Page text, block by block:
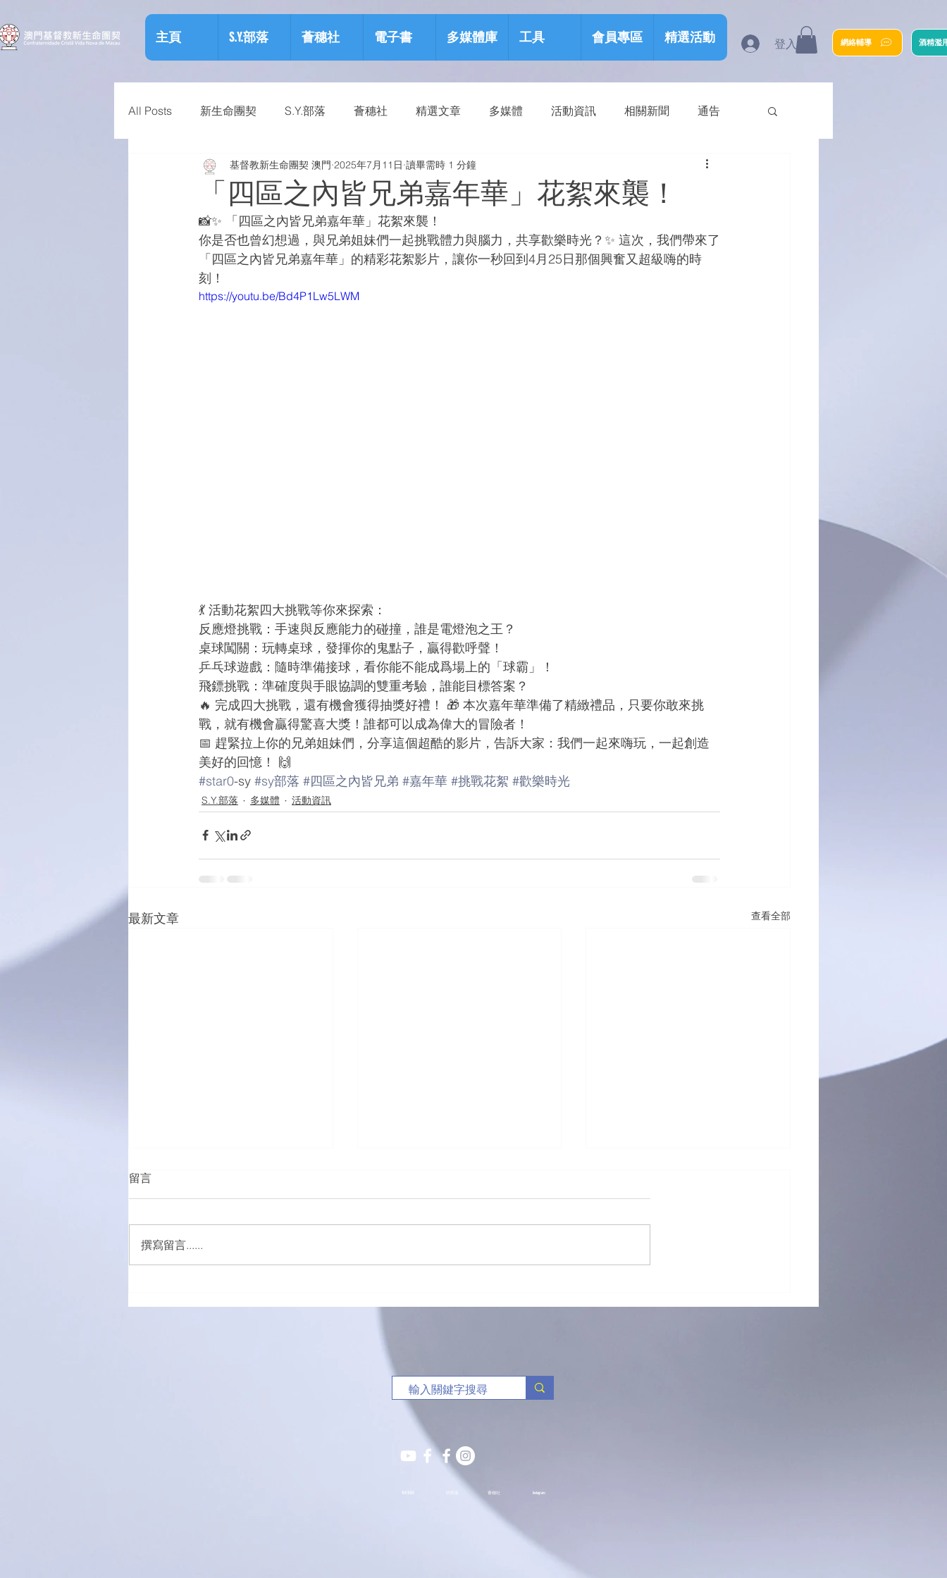
主頁 S.Y.部落 薈穗社 電子書 多媒體庫 工具 會員專區 精選活動 登入 網絡輔導 酒精濫
All Posts 新生命團契 S.Y.部落 薈穗社 精選文章 多媒體 活動資訊 相關新聞 通告
預防物質濫用資源包 健康生活
「四區之內皆兄弟嘉年華」花絮來襲！
基督教新生命團契 澳門 2025年7月11日 讀畢需時 1 分鐘
📸✨ 「四區之內皆兄弟嘉年華」花絮來襲！
你是否也曾幻想過，與兄弟姐妹們一起挑戰體力與腦力，共享歡樂時光？✨ 這次，我們帶來了
「四區之內皆兄弟嘉年華」的精彩花絮影片，讓你一秒回到4月25日那個興奮又超級嗨的時
刻！
https://youtu.be/Bd4P1Lw5LWM
💃 活動花絮四大挑戰等你來探索：
反應燈挑戰：手速與反應能力的碰撞，誰是電燈泡之王？
桌球闖關：玩轉桌球，發揮你的鬼點子，贏得歡呼聲！
乒乓球遊戲：隨時準備接球，看你能不能成爲場上的「球霸」！
飛鏢挑戰：準確度與手眼協調的雙重考驗，誰能目標答案？
🔥 完成四大挑戰，還有機會獲得抽獎好禮！ 🎁 本次嘉年華準備了精緻禮品，只要你敢來挑
戰，就有機會贏得驚喜大獎！誰都可以成為偉大的冒險者！
📅 趕緊拉上你的兄弟姐妹們，分享這個超酷的影片，告訴大家：我們一起來嗨玩，一起創造
美好的回憶！ 🙌
#star0-sy #sy部落 #四區之內皆兄弟 #嘉年華 #挑戰花絮 #歡樂時光
S.Y.部落 多媒體 活動資訊
最新文章 查看全部
樂園！
比賽花絮
班熱烈招生中！ 🥏
留言
撰寫留言......
薈穗社 Instagram